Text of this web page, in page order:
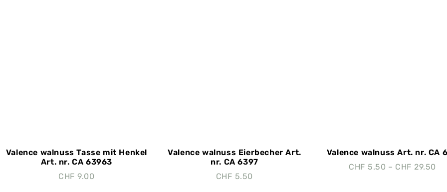
Valence walnuss Tasse mit Henkel
Art. nr. CA 63963
CHF 9.00
Valence walnuss Eierbecher Art.
nr. CA 6397
CHF 5.50
Valence walnuss Art. nr. CA
CHF 5.50 – CHF 29.50